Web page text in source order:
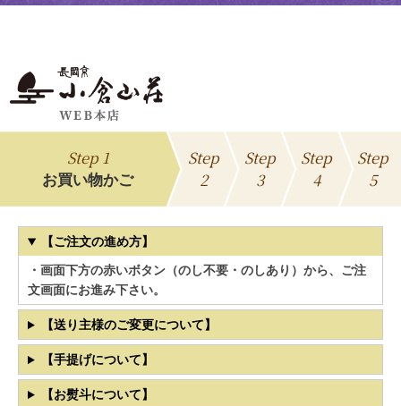
Step 1
お買い物かご
Step
2
Step
3
Step
4
Step
5
【ご注文の進め方】
・画面下方の赤いボタン（のし不要・のしあり）から、ご注
文画面にお進み下さい。
【送り主様のご変更について】
【手提げについて】
【お熨斗について】